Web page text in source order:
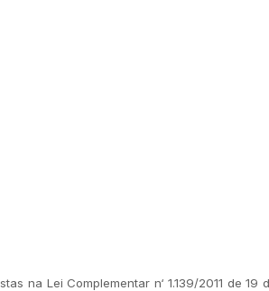
na Lei Complementar n‘ 1.139/2011 de